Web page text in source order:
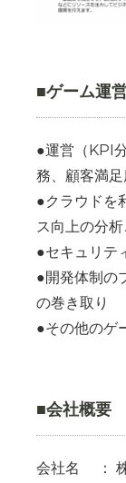
■ゲーム運
●運営（KPI
務、顧客満足
●クラウドを
ス向上の分
●セキュリテ
●開発体制の
の巻き取り
●その他のゲ
■会社概要
会社名 ： 株